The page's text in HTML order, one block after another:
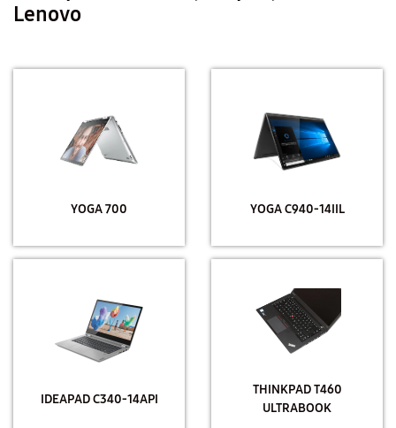
Lenovo
YOGA 700 YOGA C940-14IIL
IDEAPAD C340-14API
THINKPAD T460
ULTRABOOK